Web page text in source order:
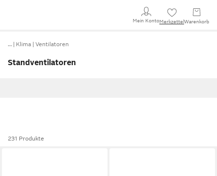
Mein KontoMerkzettel Warenkorb
… Klima Ventilatoren
Standventilatoren
231 Produkte